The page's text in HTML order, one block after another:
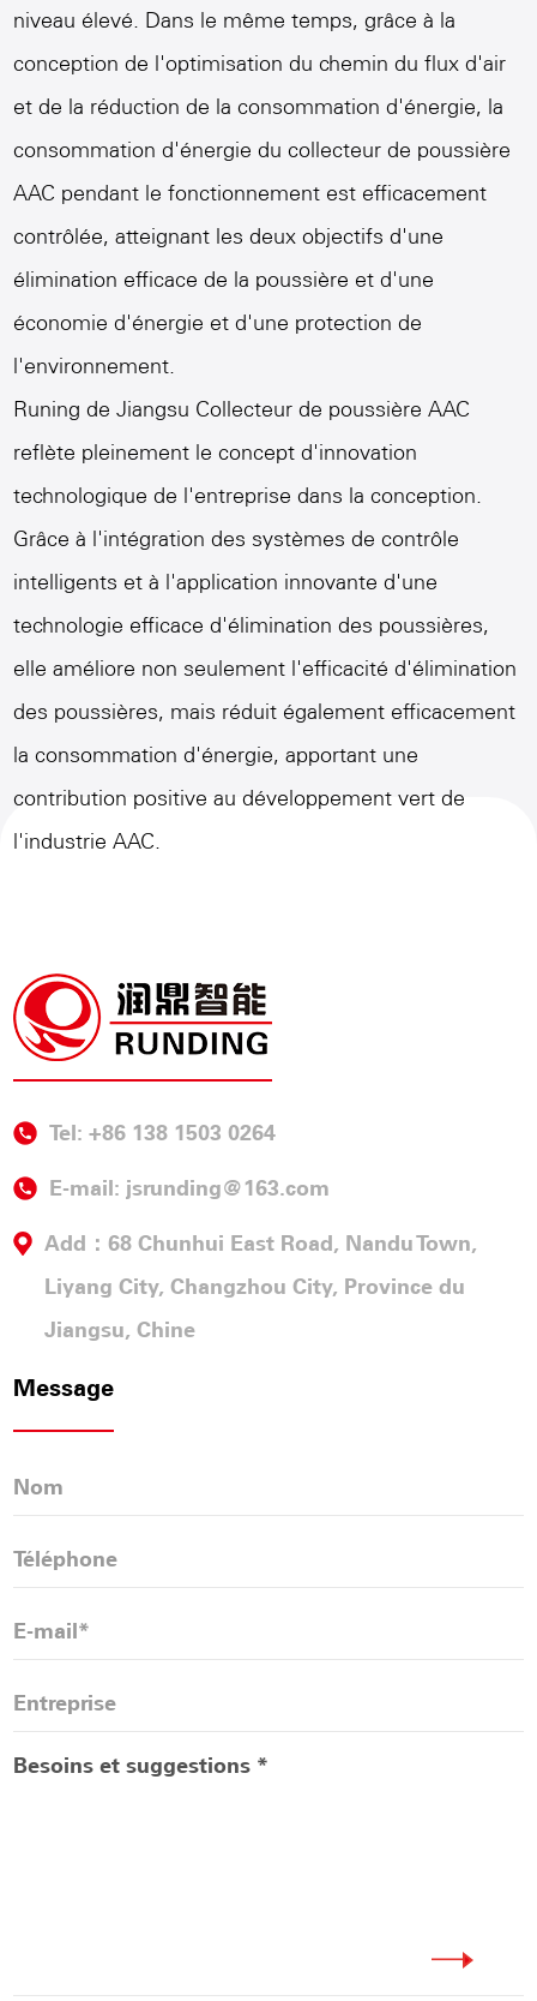
niveau élevé. Dans le même temps, grâce à la
conception de l'optimisation du chemin du flux d'air
et de la réduction de la consommation d'énergie, la
consommation d'énergie du collecteur de poussière
AAC pendant le fonctionnement est efficacement
contrôlée, atteignant les deux objectifs d'une
élimination efficace de la poussière et d'une
économie d'énergie et d'une protection de
l'environnement.
Runing de Jiangsu Collecteur de poussière AAC
reflète pleinement le concept d'innovation
technologique de l'entreprise dans la conception.
Grâce à l'intégration des systèmes de contrôle
intelligents et à l'application innovante d'une
technologie efficace d'élimination des poussières,
elle améliore non seulement l'efficacité d'élimination
des poussières, mais réduit également efficacement
la consommation d'énergie, apportant une
contribution positive au développement vert de
l'industrie AAC.
Tel: +86 138 1503 0264
E-mail: jsrunding@163.com
Add：68 Chunhui East Road, Nandu Town,
Liyang City, Changzhou City, Province du
Jiangsu, Chine
Message